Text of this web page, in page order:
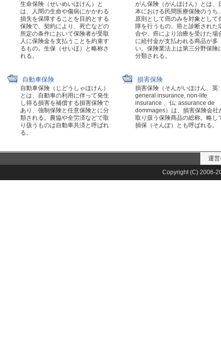
生命保険（せいめいほけん）と
は、人間の生命や傷病にかかわる
損失を保障することを目的とする
保険で、契約により、死亡などの
所定の条件において保険者が受取
人に保険金を支払うことを約束す
るもの。生保（せいほ）と略称さ
れる。
がん保険（がんほけん）とは、
本における民間医療保険のうち
原則として癌のみを対象として
障を行うもの。癌と診断された
合や、癌により治療を受けた場
に給付金が支払われる商品が多
い。保険業法上は第三分野保険
分類される。
自動車保険
自動車保険（じどうしゃほけん）
とは、自動車の利用に伴って発生
し得る損害を補償する損害保険で
あり、強制保険と任意保険とに分
類される。農協や全労済などで取
り扱うものは自動車共済と呼ばれ
る。
損害保険
損害保険（そんがいほけん、英:
general insurance, non-life
insurance 、仏: assurance de
dommages）は、損害保険会社
取り扱う保険商品の総称。略し
損保（そんぽ）とも呼ばれる。
運
Copyright (C) 2006-